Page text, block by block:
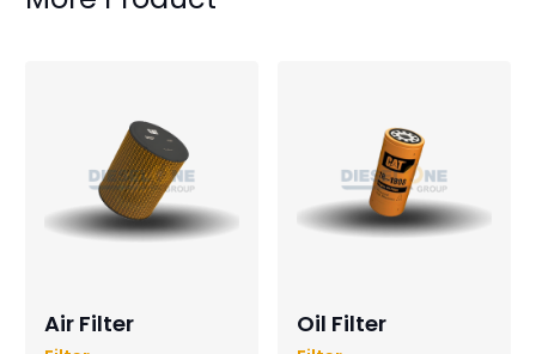
Air Filter Oil Filter